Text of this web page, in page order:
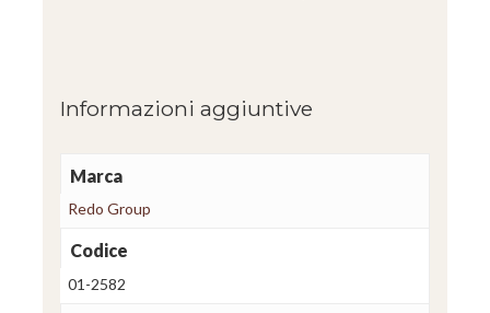
Informazioni aggiuntive
Marca
Redo Group
Codice
01-2582